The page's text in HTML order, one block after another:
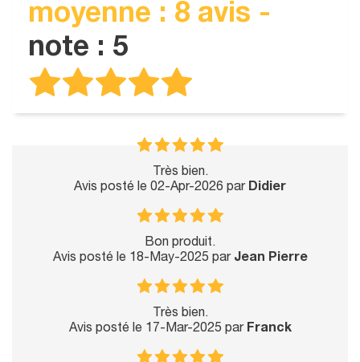
moyenne : 8 avis -
note : 5
Très bien.
Avis posté le 02-Apr-2026 par Didier
Bon produit.
Avis posté le 18-May-2025 par Jean Pierre
Très bien.
Avis posté le 17-Mar-2025 par Franck